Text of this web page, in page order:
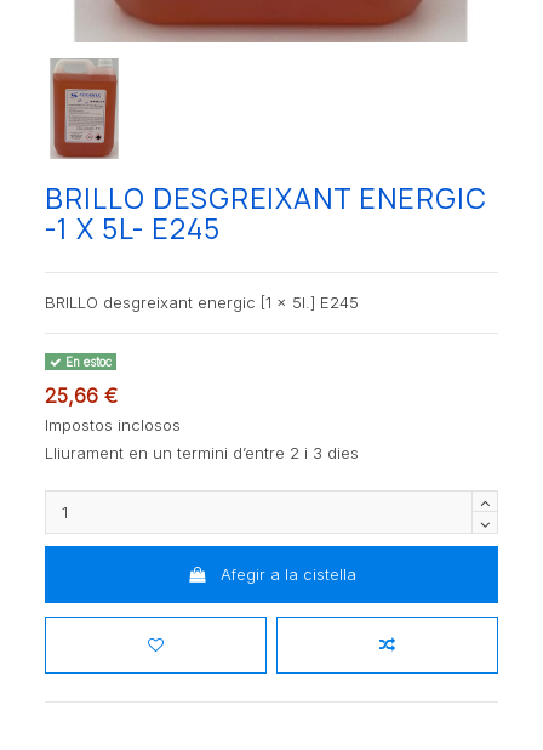
BRILLO DESGREIXANT ENERGIC
-1 X 5L- E245
BRILLO desgreixant energic [1 x 5l.] E245
En estoc
25,66 €
Impostos inclosos
Lliurament en un termini d’entre 2 i 3 dies
Afegir a la cistella